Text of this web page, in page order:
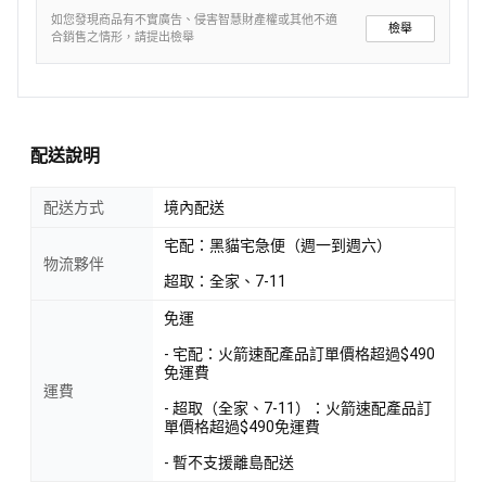
如您發現商品有不實廣告、侵害智慧財產權或其他不適
合銷售之情形，請提出檢舉
檢舉
配送說明
配送方式 境內配送
物流夥伴
宅配：黑貓宅急便（週一到週六）
超取：全家、7-11
運費
免運
- 宅配：火箭速配產品訂單價格超過$490
免運費
- 超取（全家、7-11）：火箭速配產品訂
單價格超過$490免運費
- 暫不支援離島配送